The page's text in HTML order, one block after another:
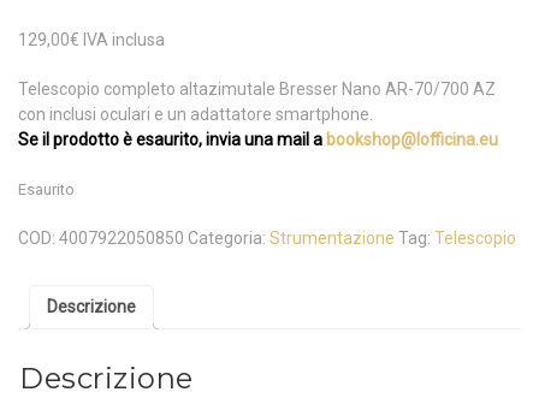
129,00€ IVA inclusa
Telescopio completo altazimutale Bresser Nano AR-70/700 AZ
con inclusi oculari e un adattatore smartphone.
Se il prodotto è esaurito, invia una mail a bookshop@lofficina.eu
Esaurito
COD: 4007922050850 Categoria: Strumentazione Tag: Telescopio
Descrizione
Descrizione